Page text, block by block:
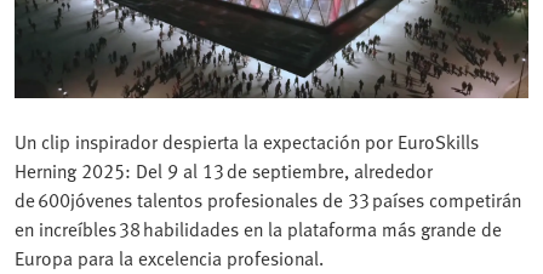
Un clip inspirador despierta la expectación por EuroSkills
Herning 2025: Del 9 al 13 de septiembre, alrededor
de 600jóvenes talentos profesionales de 33 países competirán
en increíbles 38 habilidades en la plataforma más grande de
Europa para la excelencia profesional.